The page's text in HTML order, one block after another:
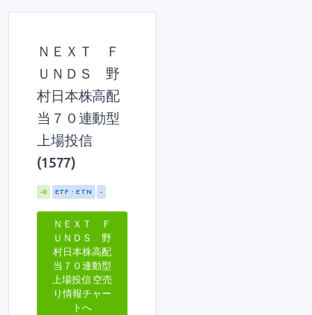
ＮＥＸＴ Ｆ
ＵＮＤＳ 野
村日本株高配
当７０連動型
上場投信
(1577)
-0 ETF・ETN -
ＮＥＸＴ Ｆ
ＵＮＤＳ 野
村日本株高配
当７０連動型
上場投信 空売
り情報チャー
トへ